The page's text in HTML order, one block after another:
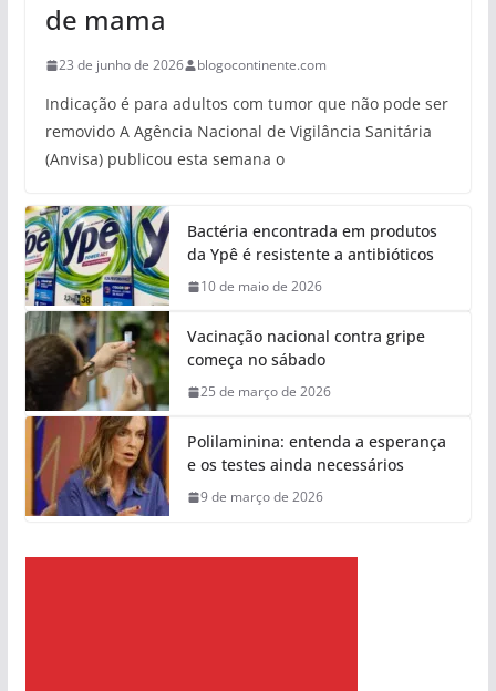
de mama
23 de junho de 2026 blogocontinente.com
Indicação é para adultos com tumor que não pode ser
removido A Agência Nacional de Vigilância Sanitária
(Anvisa) publicou esta semana o
Bactéria encontrada em produtos
da Ypê é resistente a antibióticos
10 de maio de 2026
Vacinação nacional contra gripe
começa no sábado
25 de março de 2026
Polilaminina: entenda a esperança
e os testes ainda necessários
9 de março de 2026